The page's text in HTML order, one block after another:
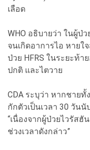
เลือด
WHO อธิบายว่า ในผู้ป่
จนเกิดอาการไอ หาย
ป่วย HFRS ในระยะท้
ปกติ และไตวาย
CDA ระบุว่า หากชายทั้
กักตัวเป็นเวลา 30 วัน
“เนื่องจากผู้ป่วยไวรัส
ช่วงเวลาดังกล่าว”